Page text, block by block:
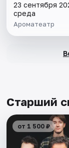
23 сентября
среда
Ароматеатр
Старший
от 1 500 ₽